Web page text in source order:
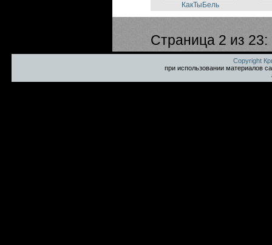
КакТыБель
Страница 2 из 23:
Copyright
при использовании материалов